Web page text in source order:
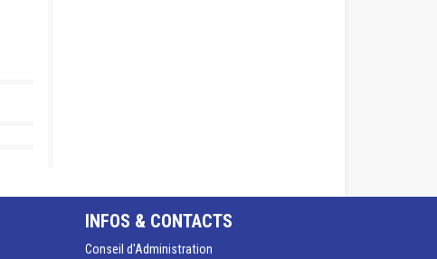
INFOS & CONTACTS
Conseil d'Administration